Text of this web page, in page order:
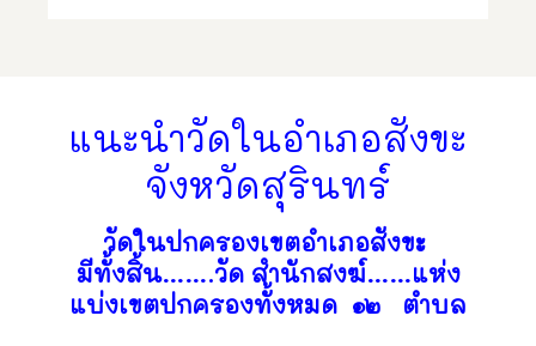
แนะนำวัดในอำเภอสังขะ
จังหวัดสุรินทร์
วัดในปกครองเขตอำเภอสังขะ
มีทั้งสิ้น…….วัด สำนักสงฆ์……แห่ง
แบ่งเขตปกครองทั้งหมด ๑๒ ตำบล